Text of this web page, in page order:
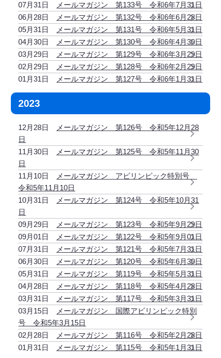
07月31日
メールマガジン 第133号 令和6年7月31日
06月28日
メールマガジン 第132号 令和6年6月28日
05月31日
メールマガジン 第131号 令和6年5月31日
04月30日
メールマガジン 第130号 令和6年4月30日
03月29日
メールマガジン 第129号 令和6年3月29日
02月29日
メールマガジン 第128号 令和6年2月29日
01月31日
メールマガジン 第127号 令和6年1月31日
2023
12月28日
メールマガジン 第126号 令和5年12月28
日
11月30日
メールマガジン 第125号 令和5年11月30
日
11月10日
メールマガジン アビリンピック特別号
令和5年11月10日
10月31日
メールマガジン 第124号 令和5年10月31
日
09月29日
メールマガジン 第123号 令和5年9月29日
09月01日
メールマガジン 第122号 令和5年9月01日
07月31日
メールマガジン 第121号 令和5年7月31日
06月30日
メールマガジン 第120号 令和5年6月30日
05月31日
メールマガジン 第119号 令和5年5月31日
04月28日
メールマガジン 第118号 令和5年4月28日
03月31日
メールマガジン 第117号 令和5年3月31日
03月15日
メールマガジン 国際アビリンピック特別
号 令和5年3月15日
02月28日
メールマガジン 第116号 令和5年2月28日
01月31日
メールマガジン 第115号 令和5年1月31日